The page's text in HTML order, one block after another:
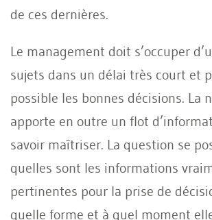
de ces dernières.
Le management doit s’occuper
sujets dans un délai très court et
possible les bonnes décisions. La
apporte en outre un flot
savoir maîtriser. La question se
quelles sont les informations
pertinentes pour la prise de
quelle forme et à quel moment